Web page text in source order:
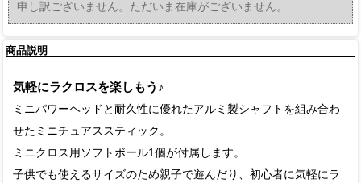
申し訳ございません。ただいま在庫がございません。
商品説明
気軽にラクロスを楽しもう♪
ミニパワーヘッドと耐久性に優れたアルミ製シャフトを組み合わ
せたミニチュアススティック。
ミニクロス用ソフトボール1個が付属します。
子供でも使えるサイズのため親子で遊んだり、初心者に気軽にラ